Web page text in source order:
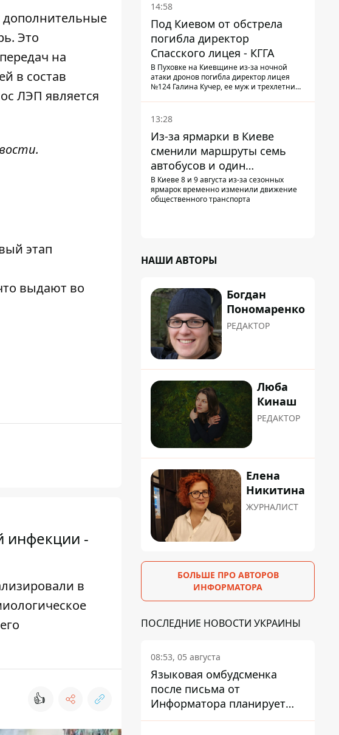
дополнительные
Это
на
в состав
ЛЭП является
этап
выдают во
инфекции -
в
👍
14:58
Под Киевом от обстрела
погибла директор
Спасского лицея - КГГА
В Пуховке на Киевщине из-за ночной
атаки дронов погибла директор лицея
№124 Галина Кучер, ее муж и трехлетний
13:28
Из-за ярмарки в Киеве
сменили маршруты семь
автобусов и один
троллейбус
В Киеве 8 и 9 августа из-за сезонных
ярмарок временно изменили движение
общественного транспорта
НАШИ АВТОРЫ
Богдан
Пономаренко
РЕДАКТОР
Люба
Кинаш
РЕДАКТОР
Елена
Никитина
ЖУРНАЛИСТ
БОЛЬШЕ ПРО АВТОРОВ
ИНФОРМАТОРА
ПОСЛЕДНИЕ НОВОСТИ УКРАИНЫ
08:53, 05 августа
Языковая омбудсменка
после письма от
Информатора планирует
наказать компанию-